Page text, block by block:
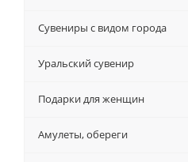
Сувениры с видом города
Уральский сувенир
Подарки для женщин
Амулеты, обереги